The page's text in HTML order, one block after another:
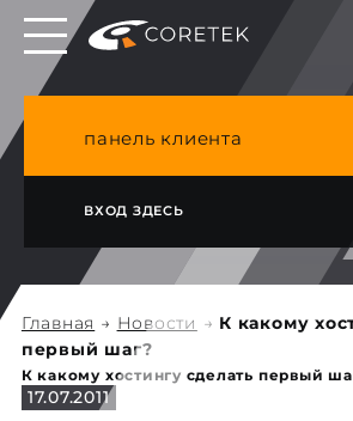
Выделенные серверы в ЕС, Японии, ГК, США
NVME VPS & cPanel премиум хостинг в
панель клиента
ВХОД ЗДЕСЬ
Главная → Новости → К какому
первый шаг?
К какому хостингу сделать первый
17.07.2011